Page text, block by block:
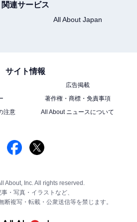
関連サービス
All About Japan
サイト情報
広告掲載
著作権・商標・免責事項
注意
All About ニュースについて
About, Inc. All rights reserved.
・写真・イラストなど、
断複写・転載・公衆送信等を禁じます。